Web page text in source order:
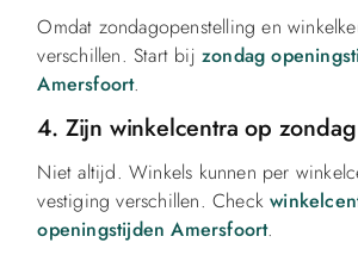
Omdat zondagopenstelling en
verschillen. Start bij zondag
Amersfoort.
4. Zijn winkelcentra op
Niet altijd. Winkels kunnen per
vestiging verschillen. Check
openingstijden Amersfoort.